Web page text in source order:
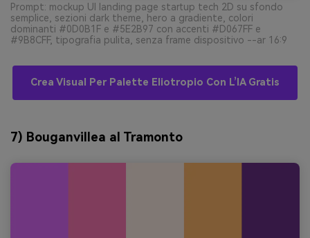
Prompt: mockup UI landing page startup tech 2D su sfondo
semplice, sezioni dark theme, hero a gradiente, colori
dominanti #0D0B1F e #5E2B97 con accenti #D067FF e
#9B8CFF, tipografia pulita, senza frame dispositivo --ar 16:9
Crea Visual Per Palette Eliotropio Con L’IA Gratis
7) Bouganvillea al Tramonto